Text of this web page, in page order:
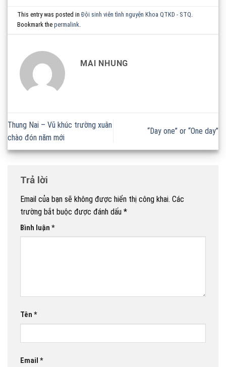
This entry was posted inĐội sinh viên tình nguyện Khoa QTKD - STQ
Bookmark thepermalink
MAI NHUNG
Thung Nai – Vũ khúc trường xuân
chào đón năm mới
“Day one” or “One day”
Trả lời
Email của bạn sẽ không được hiển thị công khai. Các
trường bắt buộc được đánh dấu *
Bình luận *
Tên *
Email *